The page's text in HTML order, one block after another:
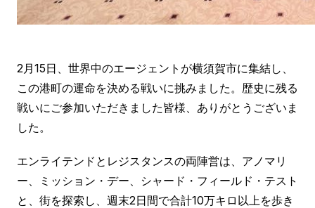
2月15日、世界中のエージェントが横須賀市に集結し、
この港町の運命を決める戦いに挑みました。歴史に残る
戦いにご参加いただきました皆様、ありがとうございま
した。
エンライテンドとレジスタンスの両陣営は、アノマリ
ー、ミッション・デー、シャード・フィールド・テスト
と、街を探索し、週末2日間で合計10万キロ以上を歩き